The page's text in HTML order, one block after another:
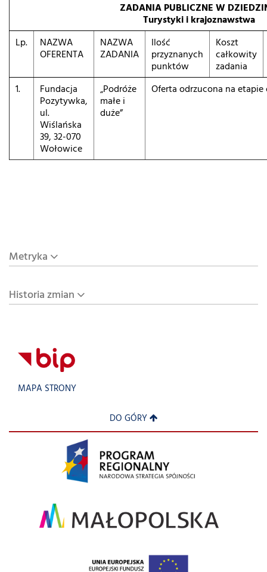
ZADANIA PUBLICZNE W
Turystyki i krajoznawstwa
Lp.
NAZWA
OFERENTA
NAZWA
ZADANIA
Ilość
przyznanych
punktów
Koszt
całkowity
zadania
1.
Fundacja
Pozytywka,
ul.
Wiślańska
39, 32-070
Wołowice
„Podróże
małe i
duże”
Oferta odrzucona na
Metryka
Historia zmian
MAPA STRONY
DO GÓRY